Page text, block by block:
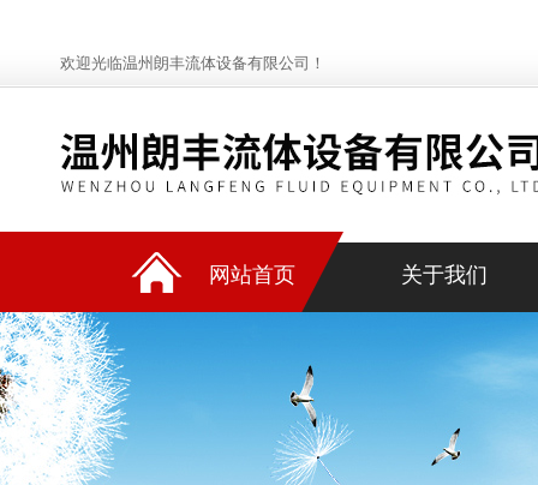
欢迎光临温州朗丰流体设备有限公司！
网站首页 关于我们